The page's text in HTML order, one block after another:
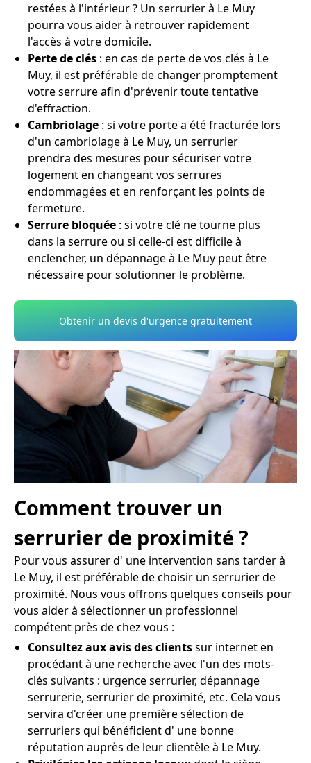
restées à l'intérieur ? Un serrurier à Le Muy
pourra vous aider à retrouver rapidement
l'accès à votre domicile.
Perte de clés : en cas de perte de vos clés à Le
Muy, il est préférable de changer promptement
votre serrure afin d'prévenir toute tentative
d'effraction.
Cambriolage : si votre porte a été fracturée lors
d'un cambriolage à Le Muy, un serrurier
prendra des mesures pour sécuriser votre
logement en changeant vos serrures
endommagées et en renforçant les points de
fermeture.
Serrure bloquée : si votre clé ne tourne plus
dans la serrure ou si celle-ci est difficile à
enclencher, un dépannage à Le Muy peut être
nécessaire pour solutionner le problème.
Obtenir un devis d'urgence gratuitement
Comment trouver un
serrurier de proximité ?
Pour vous assurer d' une intervention sans tarder à
Le Muy, il est préférable de choisir un serrurier de
proximité. Nous vous offrons quelques conseils pour
vous aider à sélectionner un professionnel
compétent près de chez vous :
Consultez aux avis des clientssur internet en
procédant à une recherche avec l'un des mots-
clés suivants : urgence serrurier, dépannage
serrurerie, serrurier de proximité, etc. Cela vous
servira d'créer une première sélection de
serruriers qui bénéficient d' une bonne
réputation auprès de leur clientèle à Le Muy.